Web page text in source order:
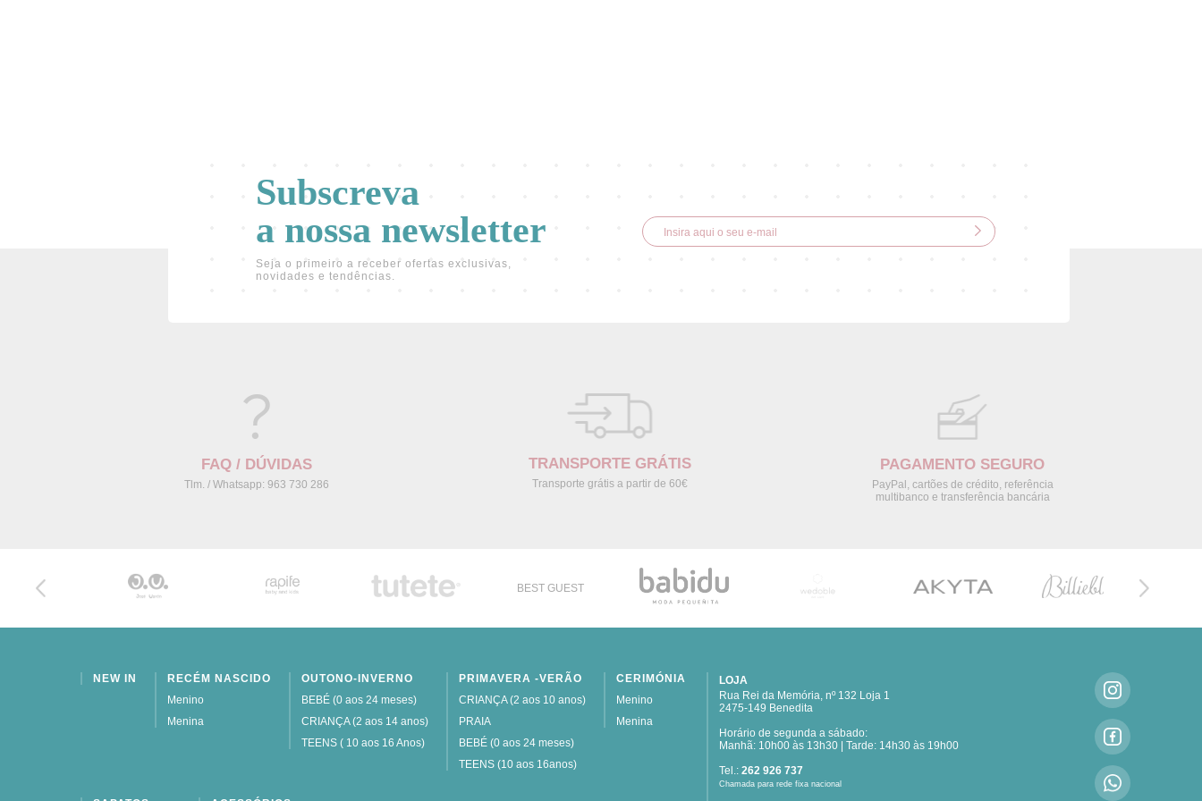
Subscreva
a nossa newsletter
Seja o primeiro a receber ofertas exclusivas,
novidades e tendências.
FAQ / DÚVIDAS
Tlm. / Whatsapp: 963 730 286
TRANSPORTE GRÁTIS
Transporte grátis a partir de 60€
PAGAMENTO SEGURO
PayPal, cartões de crédito, referência
multibanco e transferência bancária
BEST GUEST
NEW IN
RECÉM NASCIDO
Menino
Menina
OUTONO-INVERNO
BEBÉ (0 aos 24 meses)
CRIANÇA (2 aos 14 anos)
TEENS ( 10 aos 16 Anos)
PRIMAVERA -VERÃO
CRIANÇA (2 aos 10 anos)
PRAIA
BEBÉ (0 aos 24 meses)
TEENS (10 aos 16anos)
CERIMÓNIA
Menino
Menina
LOJA
Rua Rei da Memória, nº 132 Loja 1
2475-149 Benedita
Horário de segunda a sábado:
Manhã: 10h00 às 13h30 | Tarde: 14h30 às 19h00
Tel.:262 926 737
Chamada para rede fixa nacional